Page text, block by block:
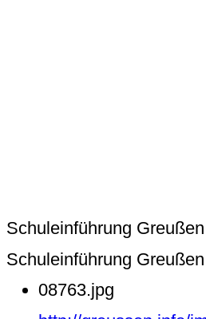
Schuleinführung
Schuleinführung
08763.jpg